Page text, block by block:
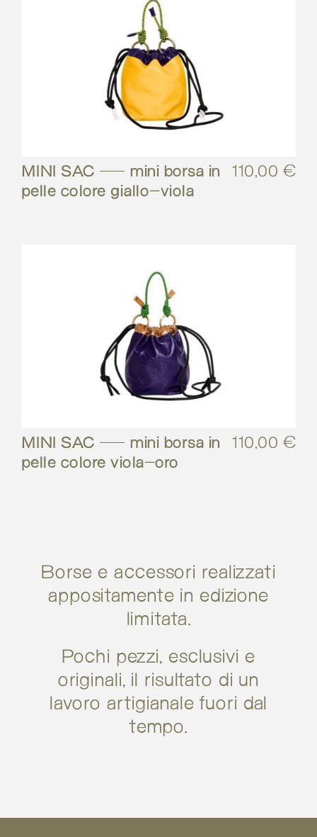
MINI SAC – mini borsa in
pelle colore giallo-viola
110,00 €
MINI SAC – mini borsa in
pelle colore viola-oro
110,00 €
Borse e accessori realizzati
appositamente in edizione
limitata.
Pochi pezzi, esclusivi e
originali, il risultato di un
lavoro artigianale fuori dal
tempo.